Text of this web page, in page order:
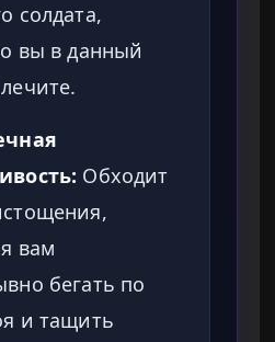
солдата,
вы в данный
Обходит
вам
бегать по
и тащить